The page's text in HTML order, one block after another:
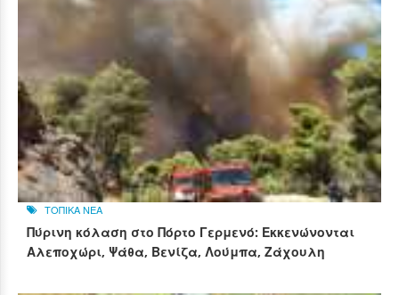
ΤΟΠΙΚΑ ΝΕΑ
Πύρινη κόλαση στο Πόρτο Γερμενό: Εκκενώνονται
Αλεποχώρι, Ψάθα, Βενίζα, Λούμπα, Ζάχουλη